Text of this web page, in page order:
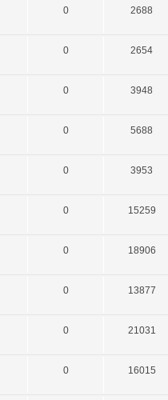
0 2688
0 2654
0 3948
0 5688
0 3953
0 15259
0 18906
0 13877
0 21031
0 16015